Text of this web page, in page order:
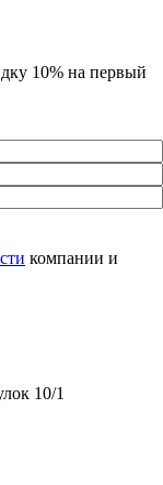
10% на первый
компании и
10/1